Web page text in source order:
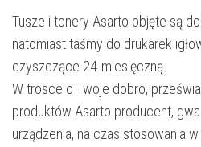
Tusze i tonery Asarto objęte są
natomiast taśmy do drukarek
czyszczące 24-miesięczną.
W trosce o Twoje dobro,
produktów Asarto producent,
urządzenia, na czas stosowania